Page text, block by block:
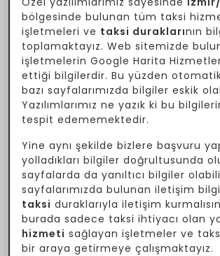
bölgesinde bulunan tüm taksi
işletmeleri ve taksi duraklarının
toplamaktayız. Web sitemizde
işletmelerin Google Harita
ettiği bilgilerdir. Bu yüzden
bazı sayfalarımızda bilgiler eskik
Yazılımlarımız ne yazık ki bu
tespit edememektedir.
Yine aynı şekilde bizlere başvuru
yolladıkları bilgiler doğrultusunda
sayfalarda da yanıltıcı bilgiler
sayfalarımızda bulunan iletişim
taksi duraklarıyla iletişim
burada sadece taksi ihtiyacı olan
hizmeti sağlayan işletmeler ve
bir araya getirmeye çalışmaktayız.